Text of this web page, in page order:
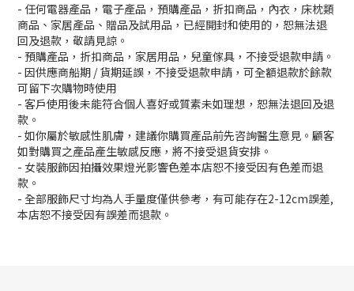
- 任何電器產品，電子產品，預購產品，折扣商品，內衣，床枕類
商品、家居產品、贈品及試用品，已經開封和使用的，恕無法退
回及退款，敬請見諒。
- 預購產品，折扣商品，家居用品，兒童傢具，不接受退款申請。
- 因供應商船期 / 貨期延誤，不接受退款申請，可全額退款於餘款
可留下次購物時使用
- 客戶使用後未能符合個人喜好或質素未如理想，恕無法退回及退
款。
- 如你屬於敏感性肌膚，建議你購買產品前先咨詢醫生意見。顧客
如對購買之產品產生敏感反應，將不接受退貨安排。
- 女裝服飾因拍攝效果燈光影響色差本店恕不接受因有色差而退
款。
- 全部服飾尺寸均為人手量度僅供參考，有可能存在2-12cm誤差,
本店恕不接受因有誤差而退款。